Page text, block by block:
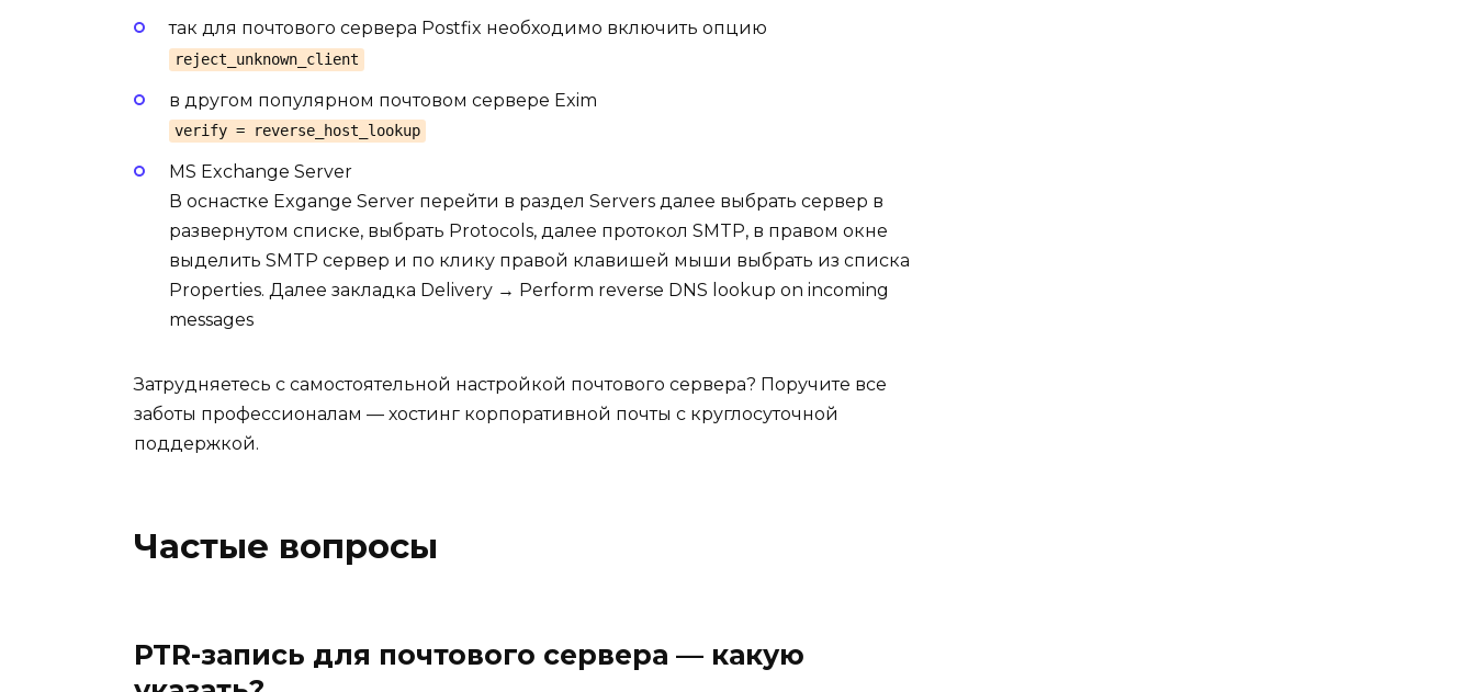
так для почтового сервера Postfix необходимо включить опцию
reject_unknown_client
в другом популярном почтовом сервере Exim
verify = reverse_host_lookup
MS Exchange Server
В оснастке Exgange Server перейти в раздел Servers далее выбрать сервер в
развернутом списке, выбрать Protocols, далее протокол SMTP, в правом окне
выделить SMTP сервер и по клику правой клавишей мыши выбрать из списка
Properties. Далее закладка Delivery → Perform reverse DNS lookup on incoming
messages
Затрудняетесь с самостоятельной настройкой почтового сервера? Поручите все
заботы профессионалам — хостинг корпоративной почты с круглосуточной
поддержкой.
Частые вопросы
PTR-запись для почтового сервера — какую